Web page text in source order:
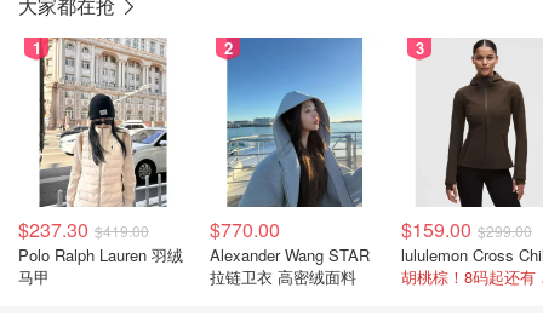
1
$237.30 $419.00
Polo Ralph Lauren 羽绒
马甲
2
$770.00
Alexander Wang STAR
拉链卫衣 高密绒面料
3
$159.00 $299.00